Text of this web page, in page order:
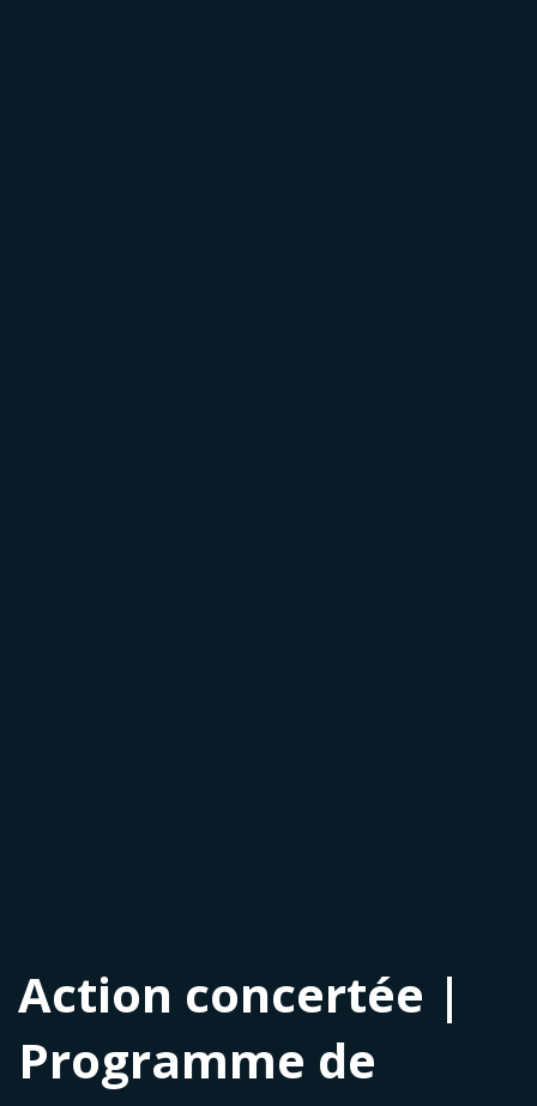
Action concertée |
Programme de